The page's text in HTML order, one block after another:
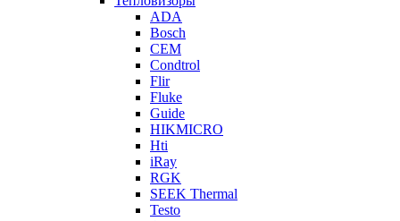
ADA
Bosch
CEM
Condtrol
Flir
Fluke
Guide
HIKMICRO
Hti
iRay
RGK
SEEK Thermal
Testo